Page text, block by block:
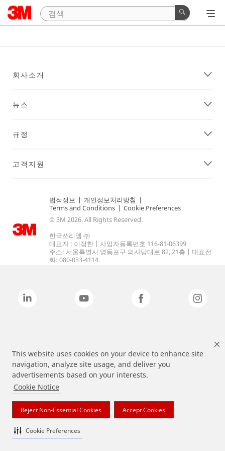
This website uses cookies on your device to enhance site
navigation, analyze site usage, and deliver you
advertisements based on your interests.
Cookie Notice
Reject Non-Essential Cookies Accept Cookies
Cookie Preferences
회사소개
뉴스
규정
고객지원
법적정보 | 개인정보처리방침 |
Terms and Conditions | Cookie Preferences
© 3M 2026. All Rights Reserved.
한국쓰리엠 ㈜
대표자 : 이정한 | 사업자등록번호 116-81-06399
주소: 서울특별시 영등포구 의사당대로 82, 21층 | 대표전
화: 080-033-4114.
상기 열거된 브랜드는 3M의 상표입니다.